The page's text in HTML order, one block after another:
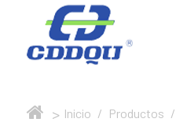
> Inicio / Productos /